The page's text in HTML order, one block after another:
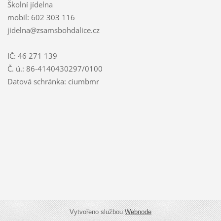
Školní jídelna
mobil: 602 303 116
jidelna@zsamsbohdalice.cz
IČ: 46 271 139
Č. ú.: 86-4140430297/0100
Datová schránka: ciumbmr
Vytvořeno službouWebnode